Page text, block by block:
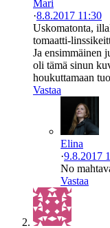
Mari
·8.8.2017 11:30
Uskomatonta,
tomaatti-
Ja ensimmäinen
oli tämä sinun
houkuttamaan
Vastaa
Elina
·9.8.2017
No
Vastaa